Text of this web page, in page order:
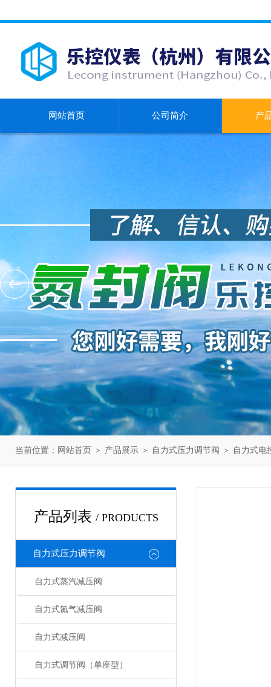
网站首页 公司简介 产
当前位置： 网站首页 ＞ 产品展示 ＞ 自力式压力调节阀 ＞ 自力式电
产品列表 / PRODUCTS
自力式压力调节阀
自力式蒸汽减压阀
自力式氮气减压阀
自力式减压阀
自力式调节阀（单座型）